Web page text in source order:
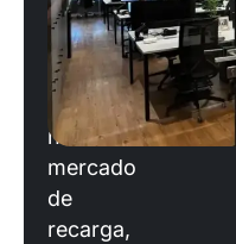
você
está
planejando
entrar
no
mercado
de
recarga,